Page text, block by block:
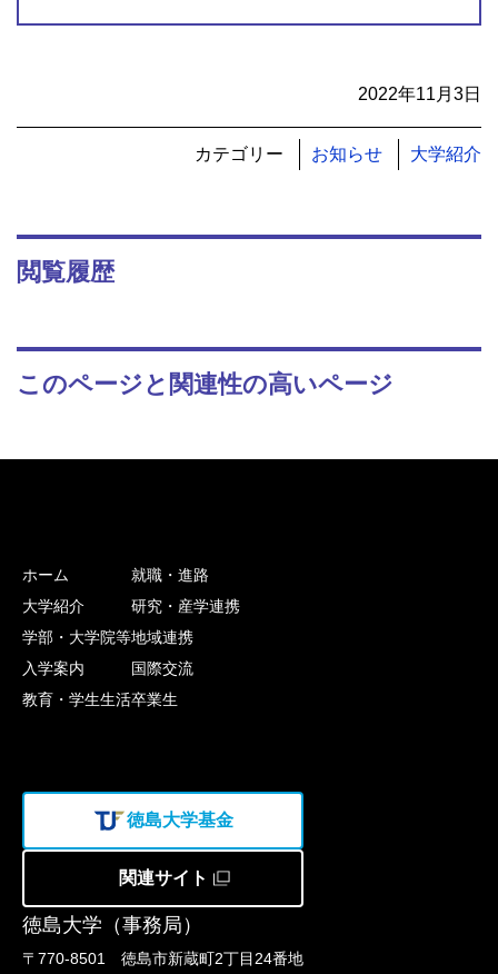
2022年11月3日
カテゴリー お知らせ 大学紹介
閲覧履歴
このページと関連性の高いページ
徳島大学（事務局）
〒770-8501 徳島市新蔵町2丁目24番地
ホーム
大学紹介
学部・大学院等
入学案内
教育・学生生活
就職・進路
研究・産学連携
地域連携
国際交流
卒業生
徳島大学基金
関連サイト